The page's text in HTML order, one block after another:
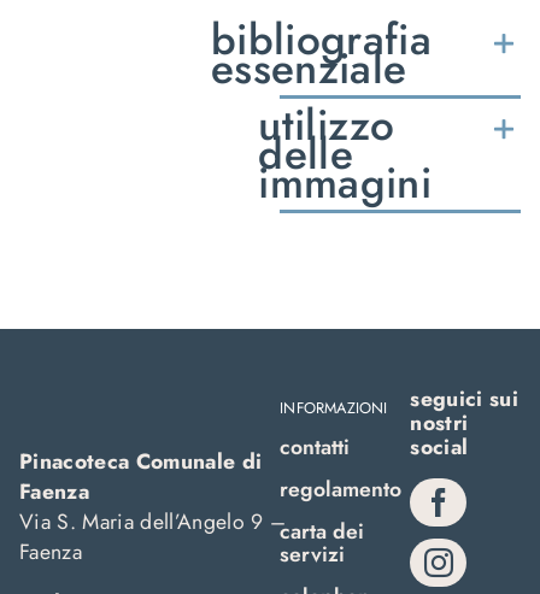
bibliografia
essenziale
utilizzo
delle
immagini
Pinacoteca Comunale di
Faenza
Via S. Maria dell’Angelo 9 –
Faenza
INFORMAZIONI
contatti
regolamento
carta dei
servizi
seguici sui
nostri
social